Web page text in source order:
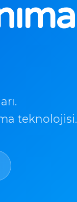
teknolojisi.